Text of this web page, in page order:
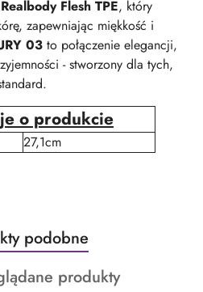
Flesh TPE, który
zapewniając miękkość i
03 to połączenie elegancji,
- stworzony dla tych,
o produkcie
27,1cm
podobne
produkty